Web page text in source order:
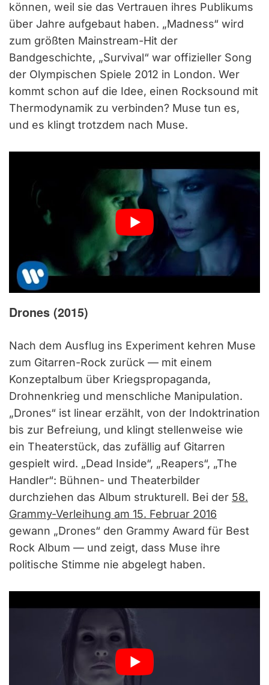
können, weil sie das Vertrauen ihres Publikums
über Jahre aufgebaut haben. „Madness“ wird
zum größten Mainstream-Hit der
Bandgeschichte, „Survival“ war offizieller Song
der Olympischen Spiele 2012 in London. Wer
kommt schon auf die Idee, einen Rocksound mit
Thermodynamik zu verbinden? Muse tun es,
und es klingt trotzdem nach Muse.
Drones (2015)
Nach dem Ausflug ins Experiment kehren Muse
zum Gitarren-Rock zurück — mit einem
Konzeptalbum über Kriegspropaganda,
Drohnenkrieg und menschliche Manipulation.
„Drones“ ist linear erzählt, von der Indoktrination
bis zur Befreiung, und klingt stellenweise wie
ein Theaterstück, das zufällig auf Gitarren
gespielt wird. „Dead Inside“, „Reapers“, „The
Handler“: Bühnen- und Theaterbilder
durchziehen das Album strukturell. Bei der 58.
Grammy-Verleihung am 15. Februar 2016
gewann „Drones“ den Grammy Award für Best
Rock Album — und zeigt, dass Muse ihre
politische Stimme nie abgelegt haben.